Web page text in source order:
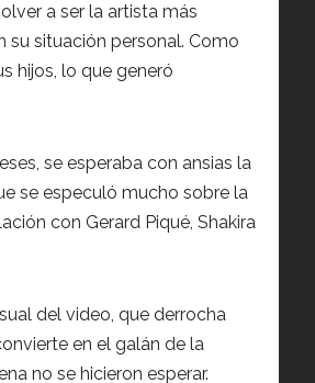
a ser la artista más
su situación personal. Como
hijos, lo que generó
se esperaba con ansias la
se especuló mucho sobre la
con Gerard Piqué, Shakira
del video, que derrocha
en el galán de la
no se hicieron esperar.